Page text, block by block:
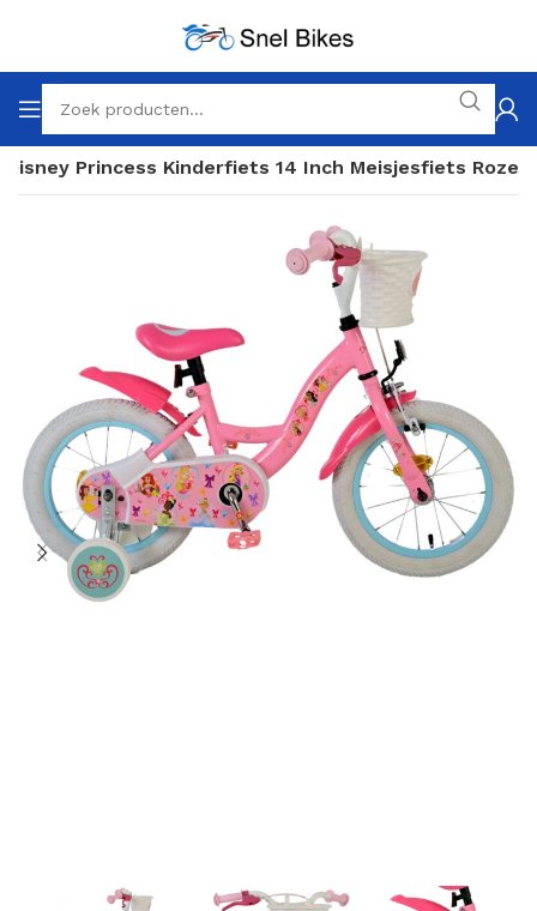
Disney Princess Kinderfiets 14 Inch Meisjesfiets Roze